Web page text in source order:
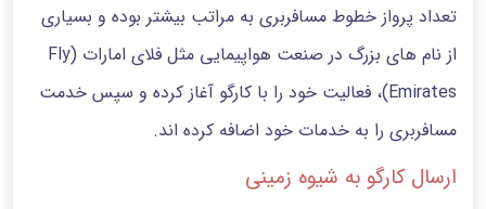
تعداد پرواز خطوط مسافربری به مراتب بیشتر بوده و بسیاری
از نام های بزرگ در صنعت هواپیمایی مثل فلای امارات (Fly
Emirates)، فعالیت خود را با کارگو آغاز کرده و سپس خدمت
مسافربری را به خدمات خود اضافه کرده اند.
ارسال کارگو به شیوه زمینی